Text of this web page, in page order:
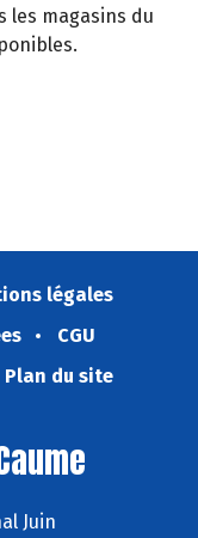
les magasins du
légales
CGU
Plan du site
Juin